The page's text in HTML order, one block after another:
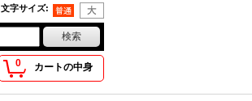
文字サイズ:
0 カートの中身